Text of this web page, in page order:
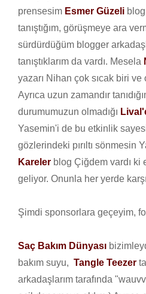
prensesim Esmer Güzeli
tanıştığım, görüşmeye ara
sürdürdüğüm blogger
tanıştıklarım da vardı. Mesela
yazarı Nihan çok sıcak biri ve
Ayrıca uzun zamandır
durumumuzun olmadığı
Yasemin'i de bu etkinlik
gözlerindeki pırıltı sönmesin
Kareler blog Çiğdem vardı ki
geliyor. Onunla her yerde
Şimdi sponsorlara geçeyim,
Saç Bakım Dünyası
bakım suyu, Tangle Teezer
arkadaşlarım tarafında